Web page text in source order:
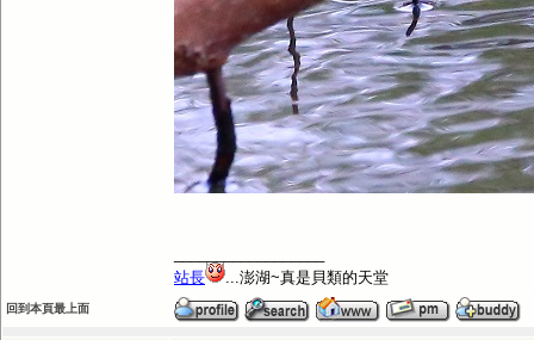
站長
...澎湖~真是貝類的天堂
回到本頁最上面